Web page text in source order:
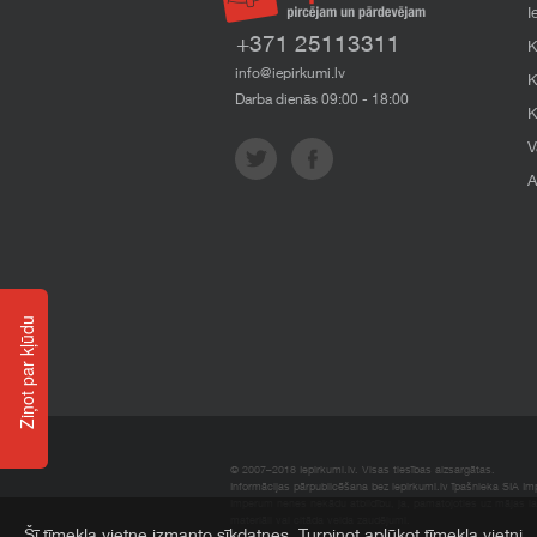
+371 25113311
info@iepirkumi.lv
Darba dienās 09:00 - 18:00
© 2007–2018 Iepirkumi.lv. Visas tiesības aizsargātas.
Informācijas pārpublicēšana bez iepirkumi.lv īpašnieka SIA
Ziņot par kļūdu